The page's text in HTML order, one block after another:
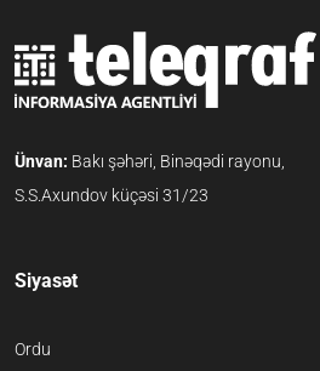
Ünvan: Bakı şəhəri, Binəqədi rayonu,
S.S.Axundov küçəsi 31/23
Siyasət
Ordu